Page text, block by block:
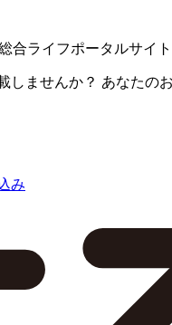
合ライフポータルサイト
しませんか？ あなたの
み